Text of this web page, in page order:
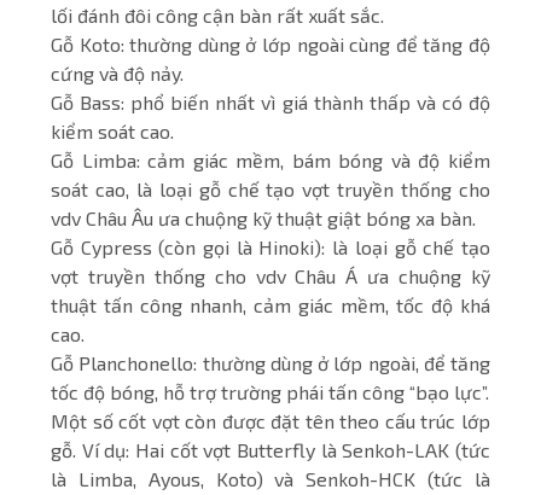
lối đánh đôi công cận bàn rất xuất sắc.
Gỗ Koto: thường dùng ở lớp ngoài cùng để tăng độ
cứng và độ nảy.
Gỗ Bass: phổ biến nhất vì giá thành thấp và có độ
kiểm soát cao.
Gỗ Limba: cảm giác mềm, bám bóng và độ kiểm
soát cao, là loại gỗ chế tạo vợt truyền thống cho
vdv Châu Âu ưa chuộng kỹ thuật giật bóng xa bàn.
Gỗ Cypress (còn gọi là Hinoki): là loại gỗ chế tạo
vợt truyền thống cho vdv Châu Á ưa chuộng kỹ
thuật tấn công nhanh, cảm giác mềm, tốc độ khá
cao.
Gỗ Planchonello: thường dùng ở lớp ngoài, để tăng
tốc độ bóng, hỗ trợ trường phái tấn công “bạo lực”.
Một số cốt vợt còn được đặt tên theo cấu trúc lớp
gỗ. Ví dụ: Hai cốt vợt Butterfly là Senkoh-LAK (tức
là Limba, Ayous, Koto) và Senkoh-HCK (tức là